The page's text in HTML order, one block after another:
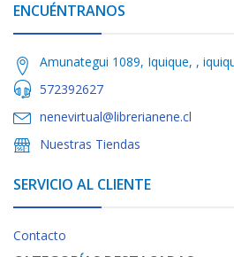
ENCUÉNTRANOS
Amunategui 1089, Iquique, ,
572392627
nenevirtual@librerianene.cl
Nuestras Tiendas
SERVICIO AL CLIENTE
Contacto